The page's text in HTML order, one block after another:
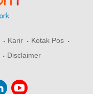
Karir
Kotak Pos
Disclaimer